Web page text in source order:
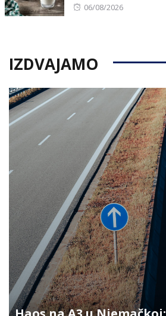
Posted
06/08/2026
IZDVAJAMO